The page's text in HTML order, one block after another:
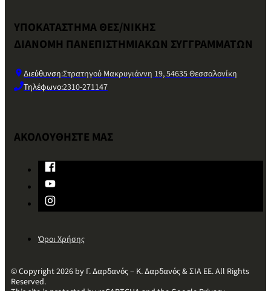
ΥΠΟΚΑΤΑΣΤΗΜΑ ΘΕΣ/ΝΙΚΗΣ
ΔΙΑΝΟΜΗ ΠΑΝΕΠΙΣΤΗΜΙΑΚΩΝ ΣΥΓΓΡΑΜΜΑΤΩΝ
Διεύθυνση:Στρατηγού Μακρυγιάννη 19, 54635 Θεσσαλονίκη
Τηλέφωνο:2310-271147
ΑΚΟΛΟΥΘΗΣΤΕ ΜΑΣ
Όροι Χρήσης
© Copyright 2026 by Γ. Δαρδανός – Κ. Δαρδανός & ΣΙΑ ΕΕ. All Rights
Reserved.